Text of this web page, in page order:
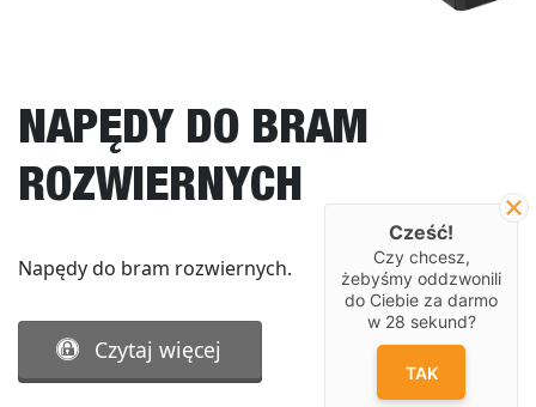
NAPĘDY DO BRAM
ROZWIERNYCH
Napędy do bram rozwiernych.
Czytaj więcej
Cześć!
Czy chcesz,
żebyśmy oddzwonili
do Ciebie za darmo
w 28 sekund?
TAK